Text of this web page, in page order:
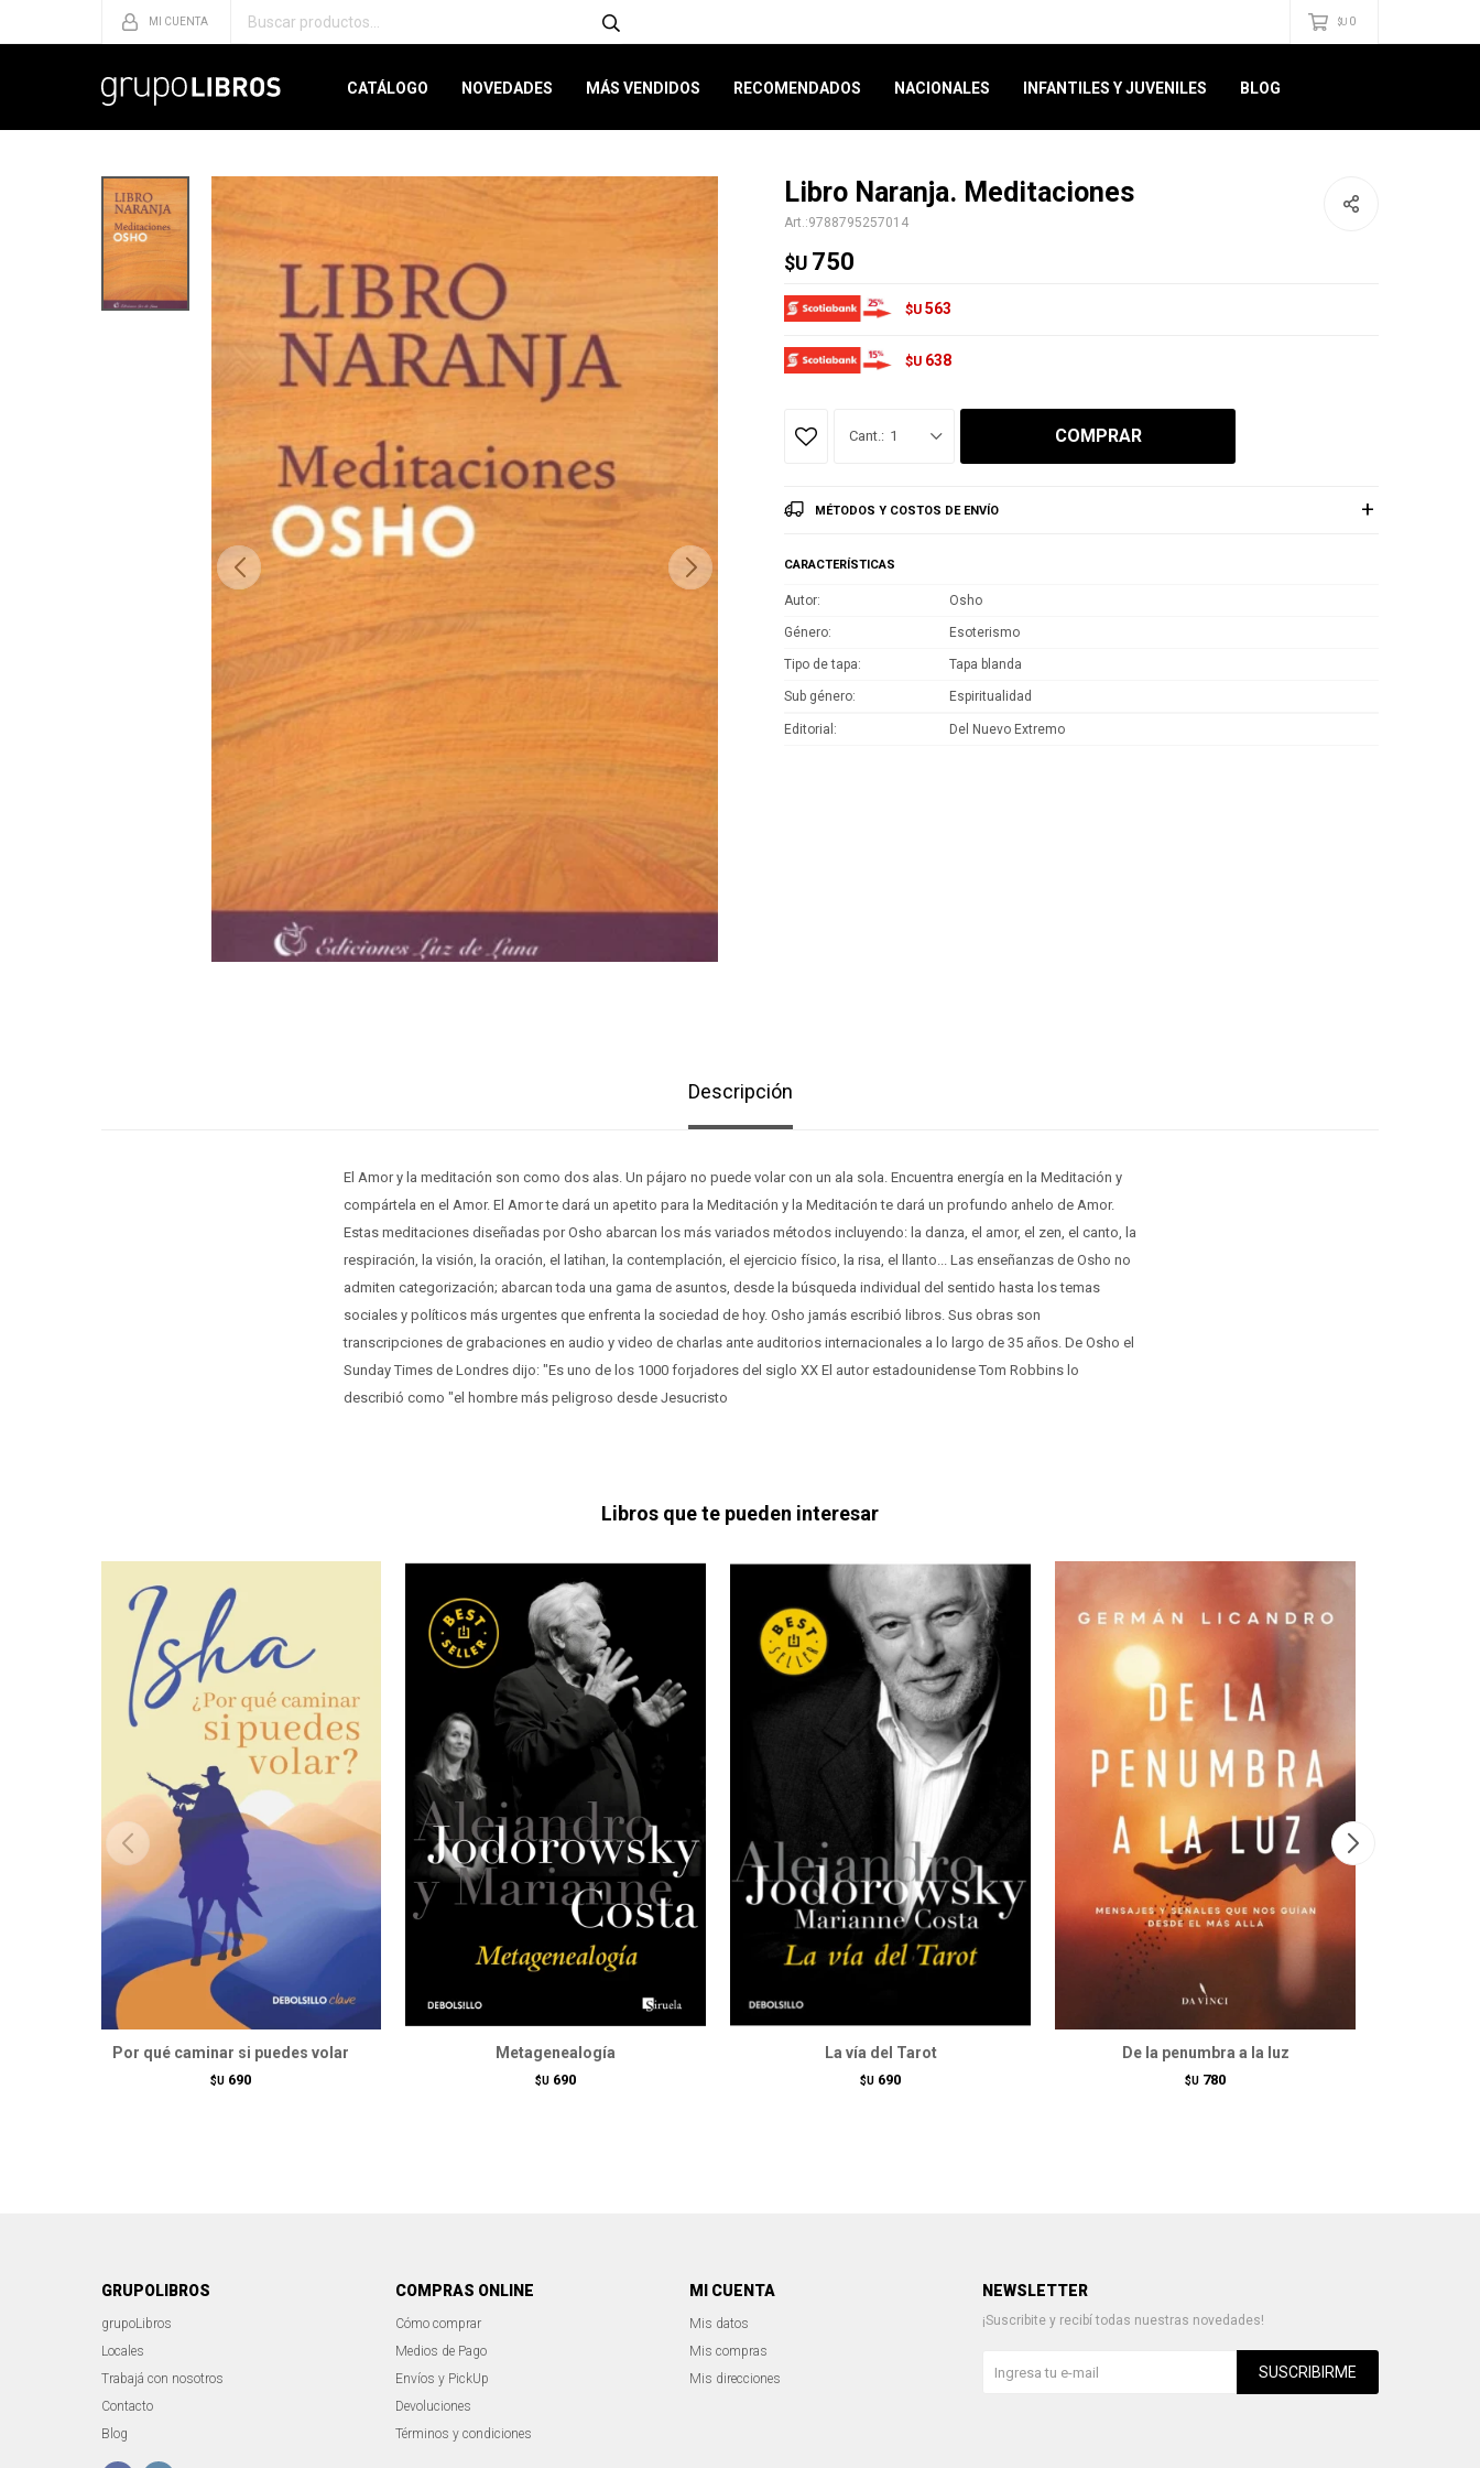
CATÁLOGO NOVEDADES MÁS VENDIDOS RECOMENDADOS NACIONALES INFANTILES Y JUVENILES BLOG
$U 0
Libro Naranja. Meditaciones
9788795257014
$U 750
$U 563
$U 638
1 COMPRAR
MÉTODOS Y COSTOS DE ENVÍO
CARACTERÍSTICAS
Autor Osho
Género Esoterismo
Tipo de tapa Tapa blanda
Sub género Espiritualidad
Editorial Del Nuevo Extremo
Descripción
El Amor y la meditación son como dos alas. Un pájaro no puede volar con un ala sola. Encuentra energía en la Meditación y
compártela en el Amor. El Amor te dará un apetito para la Meditación y la Meditación te dará un profundo anhelo de Amor.
Estas meditaciones diseñadas por Osho abarcan los más variados métodos incluyendo: la danza, el amor, el zen, el canto, la
respiración, la visión, la oración, el latihan, la contemplación, el ejercicio físico, la risa, el llanto... Las enseñanzas de Osho no
admiten categorización; abarcan toda una gama de asuntos, desde la búsqueda individual del sentido hasta los temas
sociales y políticos más urgentes que enfrenta la sociedad de hoy. Osho jamás escribió libros. Sus obras son
transcripciones de grabaciones en audio y video de charlas ante auditorios internacionales a lo largo de 35 años. De Osho el
Sunday Times de Londres dijo: "Es uno de los 1000 forjadores del siglo XX El autor estadounidense Tom Robbins lo
describió como "el hombre más peligroso desde Jesucristo
Libros que te pueden interesar
Por qué caminar si puedes volar
$U 690
Metagenealogía
$U 690
La vía del Tarot
$U 690
De la penumbra a la luz
$U 780
GRUPOLIBROS
grupoLibros
Locales
Trabajá con nosotros
Contacto
Blog
COMPRAS ONLINE
Cómo comprar
Medios de Pago
Envíos y PickUp
Devoluciones
Términos y condiciones
MI CUENTA
Mis datos
Mis compras
Mis direcciones
NEWSLETTER
¡Suscribite y recibí todas nuestras novedades!
SUSCRIBIRME